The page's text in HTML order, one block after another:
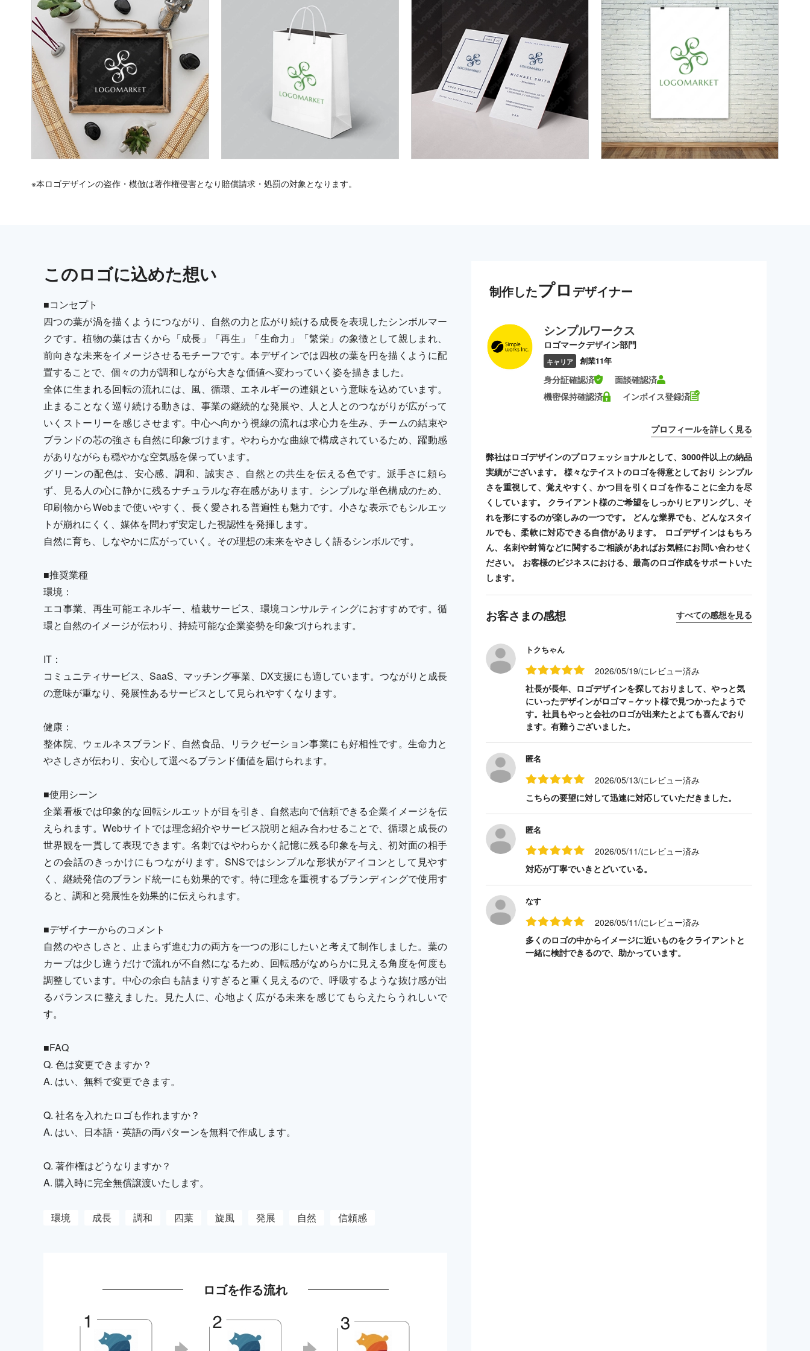
※本ロゴデザインの盗作・模倣は著作権侵害となり賠償請求・処罰の対象となります。
このロゴに込めた想い
■コンセプト
四つの葉が渦を描くようにつながり、自然の力と広がり続ける成長を表現したシンボルマー
クです。植物の葉は古くから「成長」「再生」「生命力」「繁栄」の象徴として親しまれ、
前向きな未来をイメージさせるモチーフです。本デザインでは四枚の葉を円を描くように配
置することで、個々の力が調和しながら大きな価値へ変わっていく姿を描きました。
全体に生まれる回転の流れには、風、循環、エネルギーの連鎖という意味を込めています。
止まることなく巡り続ける動きは、事業の継続的な発展や、人と人とのつながりが広がって
いくストーリーを感じさせます。中心へ向かう視線の流れは求心力を生み、チームの結束や
ブランドの芯の強さも自然に印象づけます。やわらかな曲線で構成されているため、躍動感
がありながらも穏やかな空気感を保っています。
グリーンの配色は、安心感、調和、誠実さ、自然との共生を伝える色です。派手さに頼ら
ず、見る人の心に静かに残るナチュラルな存在感があります。シンプルな単色構成のため、
印刷物からWebまで使いやすく、長く愛される普遍性も魅力です。小さな表示でもシルエッ
トが崩れにくく、媒体を問わず安定した視認性を発揮します。
自然に育ち、しなやかに広がっていく。その理想の未来をやさしく語るシンボルです。
■推奨業種
環境：
エコ事業、再生可能エネルギー、植栽サービス、環境コンサルティングにおすすめです。循
環と自然のイメージが伝わり、持続可能な企業姿勢を印象づけられます。
IT：
コミュニティサービス、SaaS、マッチング事業、DX支援にも適しています。つながりと成長
の意味が重なり、発展性あるサービスとして見られやすくなります。
健康：
整体院、ウェルネスブランド、自然食品、リラクゼーション事業にも好相性です。生命力と
やさしさが伝わり、安心して選べるブランド価値を届けられます。
■使用シーン
企業看板では印象的な回転シルエットが目を引き、自然志向で信頼できる企業イメージを伝
えられます。Webサイトでは理念紹介やサービス説明と組み合わせることで、循環と成長の
世界観を一貫して表現できます。名刺ではやわらかく記憶に残る印象を与え、初対面の相手
との会話のきっかけにもつながります。SNSではシンプルな形状がアイコンとして見やす
く、継続発信のブランド統一にも効果的です。特に理念を重視するブランディングで使用す
ると、調和と発展性を効果的に伝えられます。
■デザイナーからのコメント
自然のやさしさと、止まらず進む力の両方を一つの形にしたいと考えて制作しました。葉の
カーブは少し違うだけで流れが不自然になるため、回転感がなめらかに見える角度を何度も
調整しています。中心の余白も詰まりすぎると重く見えるので、呼吸するような抜け感が出
るバランスに整えました。見た人に、心地よく広がる未来を感じてもらえたらうれしいで
す。
■FAQ
Q. 色は変更できますか？
A. はい、無料で変更できます。
Q. 社名を入れたロゴも作れますか？
A. はい、日本語・英語の両パターンを無料で作成します。
Q. 著作権はどうなりますか？
A. 購入時に完全無償譲渡いたします。
環境 成長 調和 四葉 旋風 発展 自然 信頼感
ロゴを作る流れ
制作したプロ デザイナー
シンプルワークス
ロゴマークデザイン部門
キャリア 創業11年
身分証確認済
面談確認済
機密保持確認済
インボイス登録済
プロフィールを詳しく見る
弊社はロゴデザインのプロフェッショナルとして、3000件以上の納品
実績がございます。 様々なテイストのロゴを得意としており シンプル
さを重視して、覚えやすく、かつ目を引くロゴを作ることに全力を尽
くしています。 クライアント様のご希望をしっかりヒアリングし、そ
れを形にするのが楽しみの一つです。 どんな業界でも、どんなスタイ
ルでも、柔軟に対応できる自信があります。 ロゴデザインはもちろ
ん、名刺や封筒などに関するご相談があればお気軽にお問い合わせく
ださい。 お客様のビジネスにおける、最高のロゴ作成をサポートいた
します。
お客さまの感想 すべての感想を見る
トクちゃん
2026/05/19/にレビュー済み
社長が長年、ロゴデザインを探しておりまして、やっと気
にいったデザインがロゴマ－ケット様で見つかったようで
す。社員もやっと会社のロゴが出来たとよても喜んでおり
ます。有難うございました。
匿名
2026/05/13/にレビュー済み
こちらの要望に対して迅速に対応していただきました。
匿名
2026/05/11/にレビュー済み
対応が丁寧でいきとどいている。
なす
2026/05/11/にレビュー済み
多くのロゴの中からイメージに近いものをクライアントと
一緒に検討できるので、助かっています。